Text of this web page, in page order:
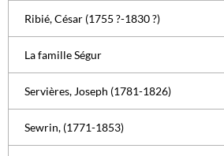
Ribié, César (1755 ?-1830 ?)
La famille Ségur
Servières, Joseph (1781-1826)
Sewrin, (1771-1853)